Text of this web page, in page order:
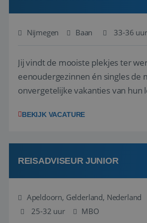
Nijmegen Baan 33-36 uur
Jij vindt de mooiste plekjes ter
eenoudergezinnen én singles de
onvergetelijke vakanties van hun
net zo goed thuis is in een
in Europa? Dan is dit
BEKIJK VACATURE
REISADVISEUR JUNIOR
Apeldoorn, Gelderland, Nederland
25-32 uur
MBO
_GRECAPTCHA
Google Privacy Policy